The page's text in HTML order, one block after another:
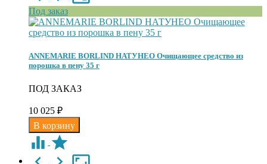
Под заказ
ANNEMARIE BORLIND НАТУНЕО Очищающее средство из
порошка в пену 35 г
ПОД ЗАКАЗ
10 025 ₽